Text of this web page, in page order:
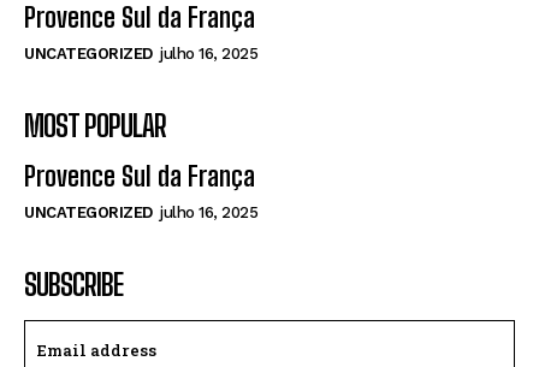
Provence Sul da França
UNCATEGORIZED julho 16, 2025
MOST POPULAR
Provence Sul da França
UNCATEGORIZED julho 16, 2025
SUBSCRIBE